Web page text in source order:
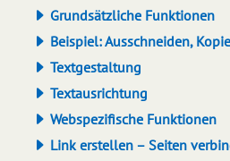
Grundsätzliche Funktionen
Beispiel: Ausschneiden,
Textgestaltung
Textausrichtung
Webspezifische Funktionen
Link erstellen – Seiten